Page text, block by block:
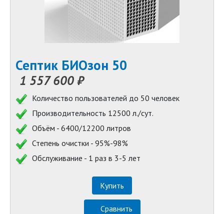
Септик БИОзон 50
1 557 600 ₽
Количество пользователей до 50 человек
Производительность 12500 л./сут.
Объём - 6400/12200 литров
Степень очистки - 95%-98%
Обслуживание - 1 раз в 3-5 лет
Купить
Сравнить